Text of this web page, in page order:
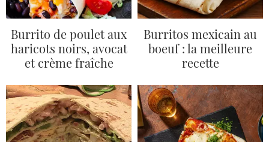
Burrito de poulet aux
haricots noirs, avocat
et crème fraîche
Burritos mexicain au
boeuf : la meilleure
recette